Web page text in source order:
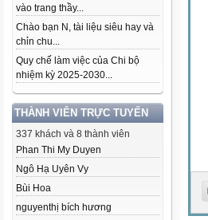
vào trang thầy...
Chào bạn N, tài liệu siêu hay và
chỉn chu...
Quy chế làm việc của Chi bộ
nhiệm kỳ 2025-2030...
THÀNH VIÊN TRỰC TUYẾN
337 khách và 8 thành viên
Phan Thi My Duyen
Ngô Hạ Uyên Vy
Bùi Hoa
nguyenthị bích hương